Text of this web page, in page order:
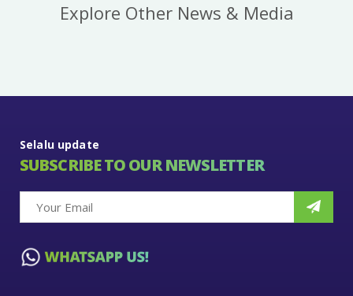
Explore Other News & Media
Selalu update
SUBSCRIBE TO OUR NEWSLETTER